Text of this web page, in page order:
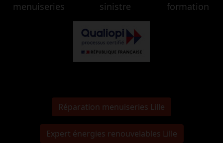
menuiseries
sinistre
formation
Réparation menuiseries Lille
Expert énergies renouvelables Lille